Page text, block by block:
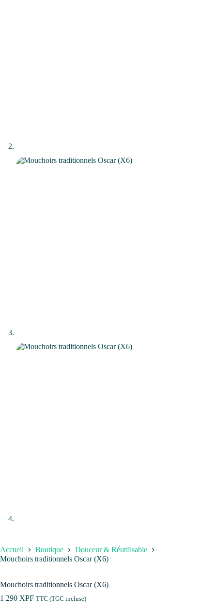
Accueil Boutique
Douceur & Réutilisable
Mouchoirs traditionnels Oscar (X6)
Mouchoirs traditionnels Oscar (X6)
1 290 XPF TTC (TGC incluse)